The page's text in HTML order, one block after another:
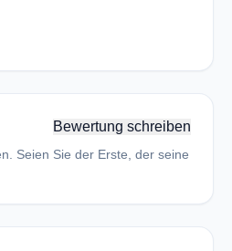
Bewertung schreiben
Seien Sie der Erste, der seine